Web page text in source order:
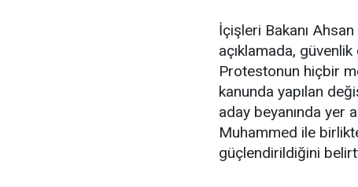
İçişleri Bakanı
açıklamada,
Protestonun hiçbir
kanunda yapılan
aday beyanında yer
Muhammed ile
güçlendirildiğini